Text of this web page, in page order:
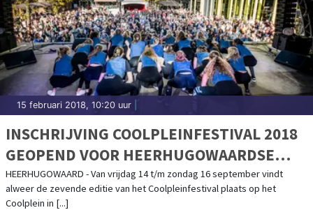
15 februari 2018, 10:20 uur
INSCHRIJVING COOLPLEINFESTIVAL 2018
GEOPEND VOOR HEERHUGOWAARDSE
AMATEURVERENIGINGEN
HEERHUGOWAARD - Van vrijdag 14 t/m zondag 16 september vindt
alweer de zevende editie van het Coolpleinfestival plaats op het
Coolplein in [...]